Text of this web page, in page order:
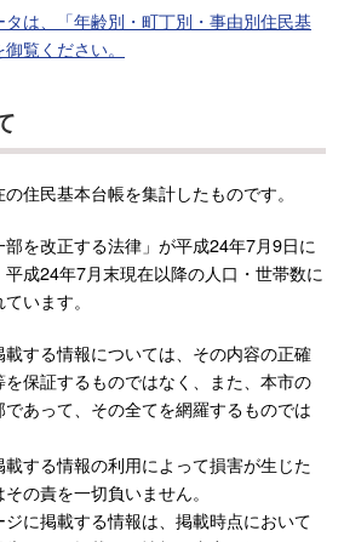
は、「年齢別・町丁別・事由別住民基
覧ください。
住民基本台帳を集計したものです。
部を改正する法律」が平成24年7月9日に
成24年7月末現在以降の人口・世帯数に
います。
載する情報については、その内容の正確
保証するものではなく、また、本市の
あって、その全てを網羅するものでは
載する情報の利用によって損害が生じた
の責を一切負いません。
ジに掲載する情報は、掲載時点において